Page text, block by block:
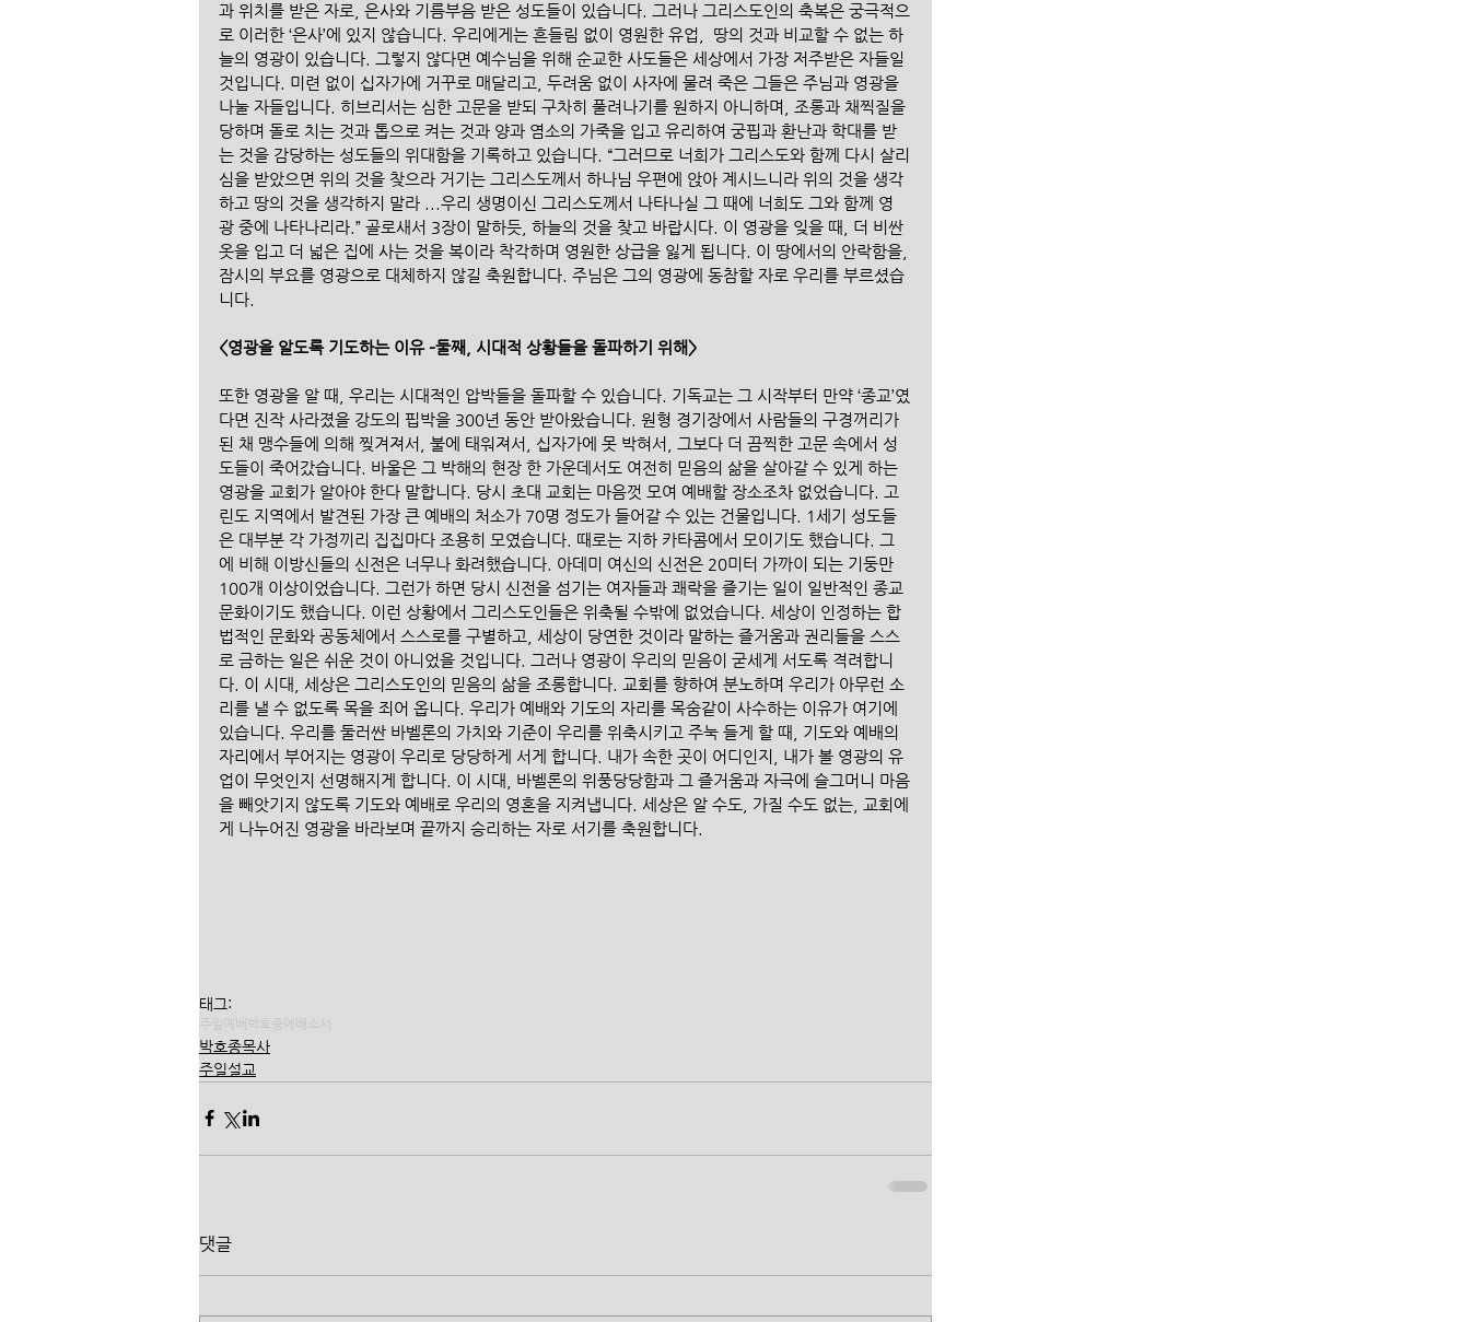
과 위치를 받은 자로, 은사와 기름부음 받은 성도들이 있습니다. 그러나 그리스도인의 축복은 궁극적으
로 이러한 ‘은사’에 있지 않습니다. 우리에게는 흔들림 없이 영원한 유업,  땅의 것과 비교할 수 없는 하
늘의 영광이 있습니다. 그렇지 않다면 예수님을 위해 순교한 사도들은 세상에서 가장 저주받은 자들일
것입니다. 미련 없이 십자가에 거꾸로 매달리고, 두려움 없이 사자에 물려 죽은 그들은 주님과 영광을
나눌 자들입니다. 히브리서는 심한 고문을 받되 구차히 풀려나기를 원하지 아니하며, 조롱과 채찍질을
당하며 돌로 치는 것과 톱으로 켜는 것과 양과 염소의 가죽을 입고 유리하여 궁핍과 환난과 학대를 받
는 것을 감당하는 성도들의 위대함을 기록하고 있습니다. “그러므로 너희가 그리스도와 함께 다시 살리
심을 받았으면 위의 것을 찾으라 거기는 그리스도께서 하나님 우편에 앉아 계시느니라 위의 것을 생각
하고 땅의 것을 생각하지 말라 ...우리 생명이신 그리스도께서 나타나실 그 때에 너희도 그와 함께 영
광 중에 나타나리라.” 골로새서 3장이 말하듯, 하늘의 것을 찾고 바랍시다. 이 영광을 잊을 때, 더 비싼
옷을 입고 더 넓은 집에 사는 것을 복이라 착각하며 영원한 상급을 잃게 됩니다. 이 땅에서의 안락함을,
잠시의 부요를 영광으로 대체하지 않길 축원합니다. 주님은 그의 영광에 동참할 자로 우리를 부르셨습
니다.
<영광을 알도록 기도하는 이유 –둘째, 시대적 상황들을 돌파하기 위해>
또한 영광을 알 때, 우리는 시대적인 압박들을 돌파할 수 있습니다. 기독교는 그 시작부터 만약 ‘종교’였
다면 진작 사라졌을 강도의 핍박을 300년 동안 받아왔습니다. 원형 경기장에서 사람들의 구경꺼리가
된 채 맹수들에 의해 찢겨져서, 불에 태워져서, 십자가에 못 박혀서, 그보다 더 끔찍한 고문 속에서 성
도들이 죽어갔습니다. 바울은 그 박해의 현장 한 가운데서도 여전히 믿음의 삶을 살아갈 수 있게 하는
영광을 교회가 알아야 한다 말합니다. 당시 초대 교회는 마음껏 모여 예배할 장소조차 없었습니다. 고
린도 지역에서 발견된 가장 큰 예배의 처소가 70명 정도가 들어갈 수 있는 건물입니다. 1세기 성도들
은 대부분 각 가정끼리 집집마다 조용히 모였습니다. 때로는 지하 카타콤에서 모이기도 했습니다. 그
에 비해 이방신들의 신전은 너무나 화려했습니다. 아데미 여신의 신전은 20미터 가까이 되는 기둥만
100개 이상이었습니다. 그런가 하면 당시 신전을 섬기는 여자들과 쾌락을 즐기는 일이 일반적인 종교
문화이기도 했습니다. 이런 상황에서 그리스도인들은 위축될 수밖에 없었습니다. 세상이 인정하는 합
법적인 문화와 공동체에서 스스로를 구별하고, 세상이 당연한 것이라 말하는 즐거움과 권리들을 스스
로 금하는 일은 쉬운 것이 아니었을 것입니다. 그러나 영광이 우리의 믿음이 굳세게 서도록 격려합니
다. 이 시대, 세상은 그리스도인의 믿음의 삶을 조롱합니다. 교회를 향하여 분노하며 우리가 아무런 소
리를 낼 수 없도록 목을 죄어 옵니다. 우리가 예배와 기도의 자리를 목숨같이 사수하는 이유가 여기에
있습니다. 우리를 둘러싼 바벨론의 가치와 기준이 우리를 위축시키고 주눅 들게 할 때, 기도와 예배의
자리에서 부어지는 영광이 우리로 당당하게 서게 합니다. 내가 속한 곳이 어디인지, 내가 볼 영광의 유
업이 무엇인지 선명해지게 합니다. 이 시대, 바벨론의 위풍당당함과 그 즐거움과 자극에 슬그머니 마음
을 빼앗기지 않도록 기도와 예배로 우리의 영혼을 지켜냅니다. 세상은 알 수도, 가질 수도 없는, 교회에
게 나누어진 영광을 바라보며 끝까지 승리하는 자로 서기를 축원합니다.
태그:
박호종목사
주일설교
댓글